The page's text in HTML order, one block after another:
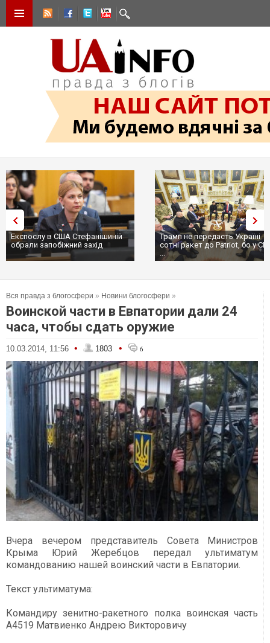
Експослу в США Стефанішиній
обрали запобіжний захід
Трамп не передасть Україні
сотні ракет до Patriot, бо у
...
Вся правда з блогосфери » Новини блогосфери »
Воинской части в Евпатории дали 24
часа, чтобы сдать оружие
10.03.2014, 11:56 • 1803 • 6
Вчера вечером представитель Совета Министров
Крыма Юрий Жеребцов передал ультиматум
командованию нашей воинский части в Евпатории.
Текст ультиматума:
Командиру зенитно-ракетного полка воинская часть
А4519 Матвиенко Андрею Викторовичу